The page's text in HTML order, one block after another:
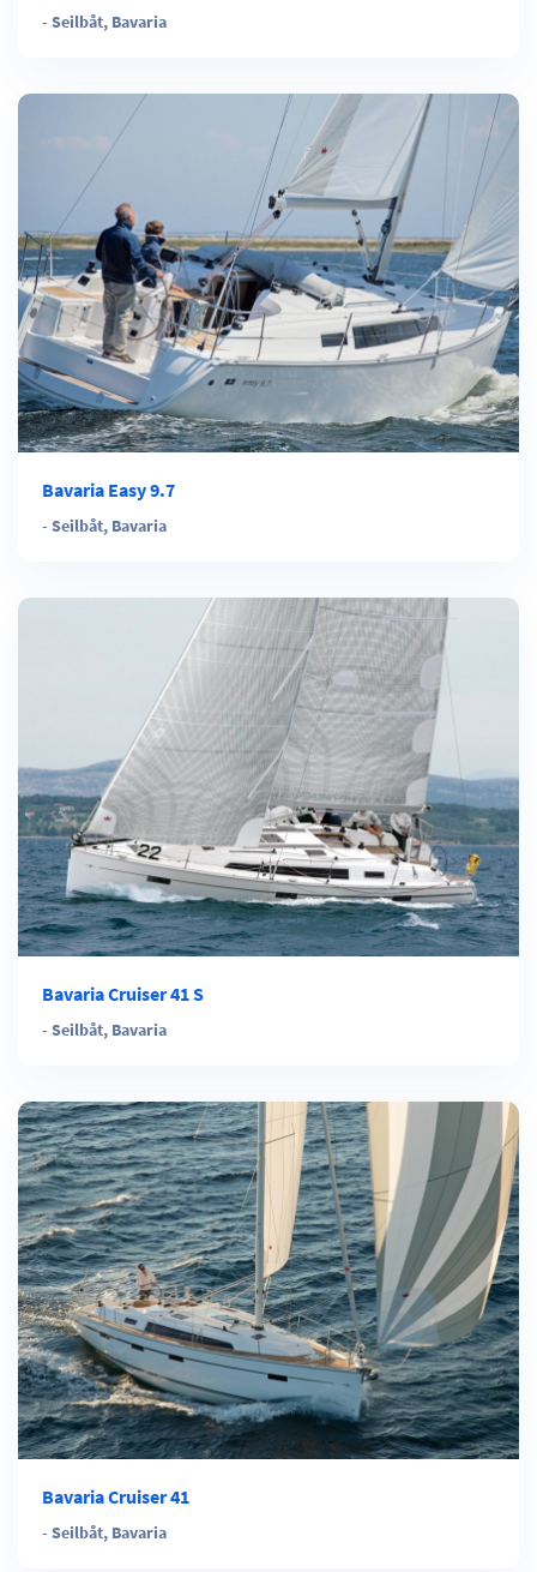
- Seilbåt, Bavaria
Bavaria Easy 9.7
- Seilbåt, Bavaria
Bavaria Cruiser 41 S
- Seilbåt, Bavaria
Bavaria Cruiser 41
- Seilbåt, Bavaria